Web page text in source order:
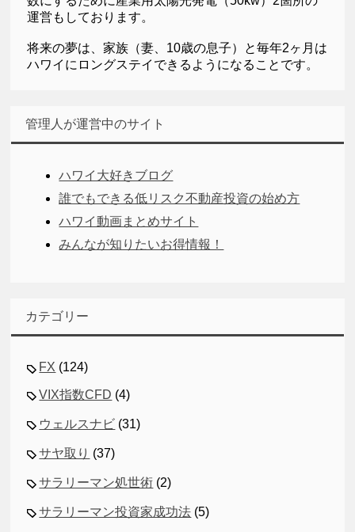
運営もしております。
将来の夢は、家族（妻、10歳の息子）と毎年2ヶ月は
ハワイにロングステイできるようになることです。
管理人が運営中のサイト
ハワイ大好きブログ
誰でもできる低リスク不動産投資の始め方
ハワイ動画まとめサイト
みんなが知りたいお得情報！
カテゴリー
FX (124)
VIX指数CFD (4)
ウェルスナビ (31)
サヤ取り (37)
サラリーマン処世術 (2)
サラリーマン投資家成功法 (5)